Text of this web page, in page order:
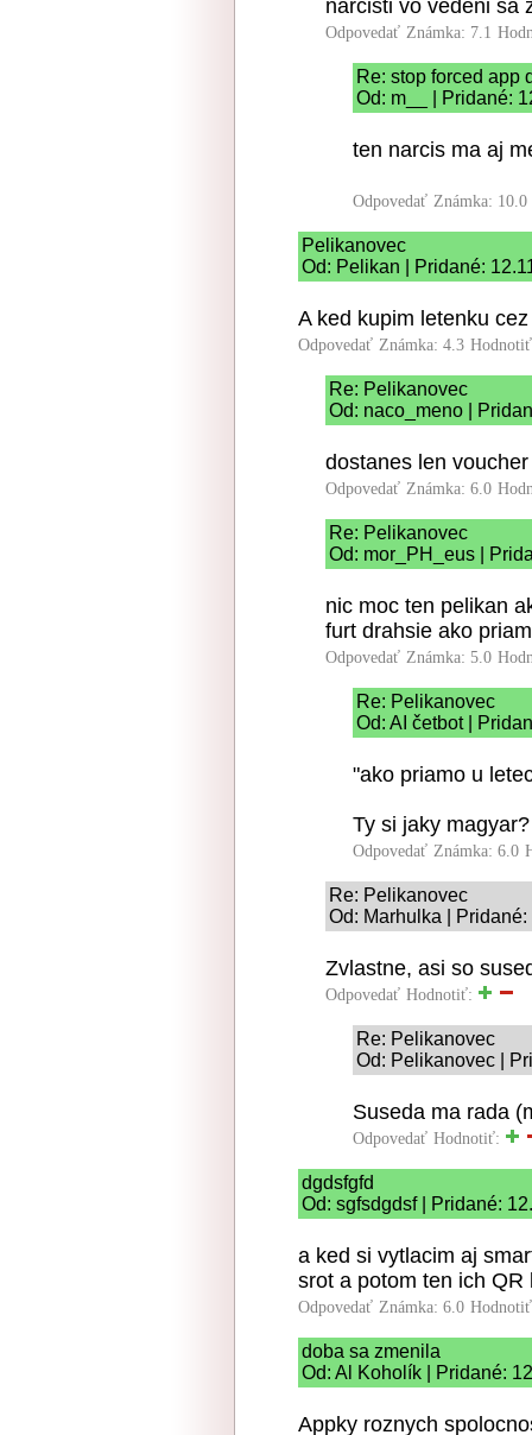
narcisti vo vedeni sa
Odpovedať Známka: 7.1
Re: stop forced app
Od: m__ | Pridané:
ten narcis ma aj
Odpovedať Známka: 10.0
Pelikanovec
Od: Pelikan | Pridané:
A ked kupim letenku
Odpovedať Známka: 4.3
Re: Pelikanovec
Od: naco_meno |
dostanes len
Odpovedať Známka: 6.0
Re: Pelikanovec
Od: mor_PH_eus |
nic moc ten pelikan
furt drahsie ako
Odpovedať Známka: 5.0
Re: Pelikanovec
Od: AI četbot |
"ako priamo u
Ty si jaky magyar?
Odpovedať Známka: 6.0
Re: Pelikanovec
Od: Marhulka |
Zvlastne, asi so
Odpovedať Hodnotiť:
Re: Pelikanovec
Od: Pelikanovec |
Suseda ma rada
Odpovedať Hodnotiť:
dgdsfgfd
Od: sgfsdgdsf | Pridané:
a ked si vytlacim aj
srot a potom ten ich QR
Odpovedať Známka: 6.0
doba sa zmenila
Od: Al Koholík | Pridané:
Appky roznych